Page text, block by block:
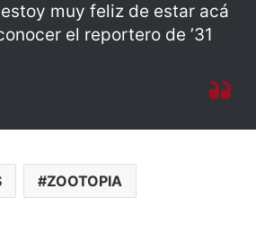
muy feliz de estar acá
el reportero de ’31
ZOOTOPIA